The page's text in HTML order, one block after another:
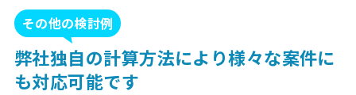
その他の検討例
弊社独自の計算方法により様々な案件に
も対応可能です